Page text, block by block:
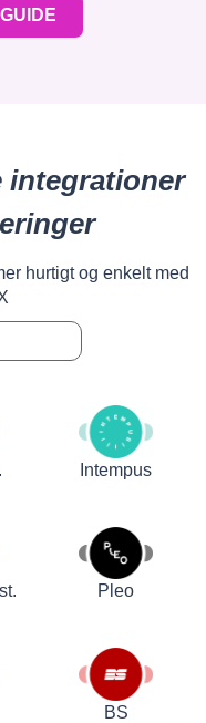
integrationer
hurtigt og enkelt med
Intempus
Pleo
BS